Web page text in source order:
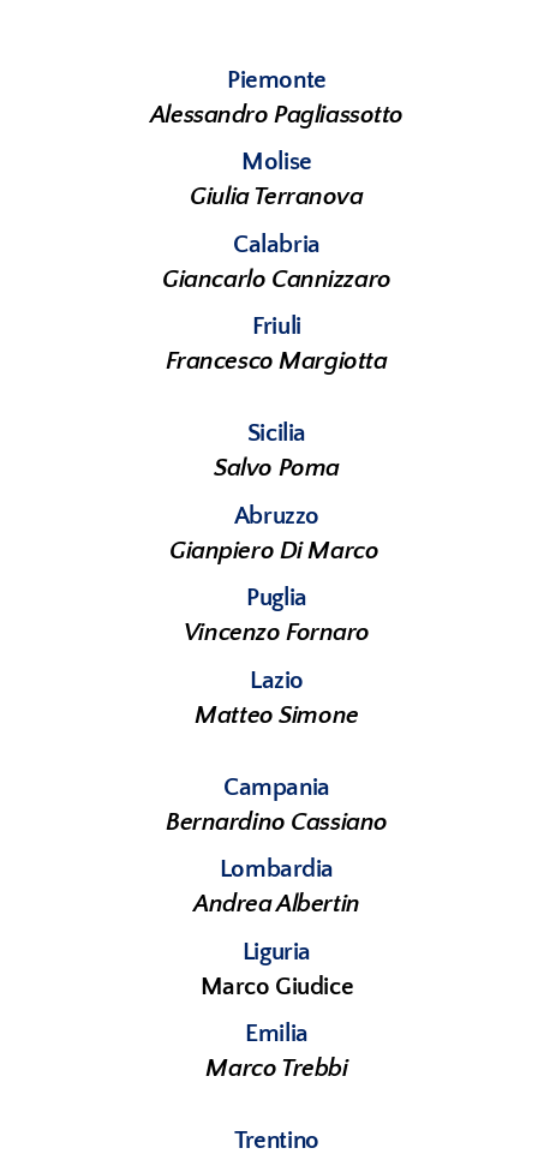
Piemonte
Alessandro Pagliassotto
Molise
Giulia Terranova
Calabria
Giancarlo Cannizzaro
Friuli
Francesco Margiotta
Sicilia
Salvo Poma
Abruzzo
Gianpiero Di Marco
Puglia
Vincenzo Fornaro
Lazio
Matteo Simone
Campania
Bernardino Cassiano
Lombardia
Andrea Albertin
Liguria
Marco Giudice
Emilia
Marco Trebbi
Trentino